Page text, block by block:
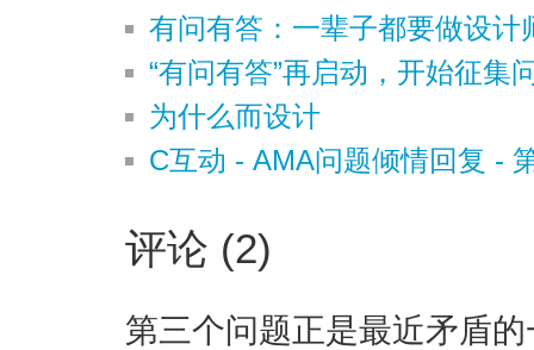
有问有答：一辈子都要做设计
“有问有答”再启动，开始征集
为什么而设计
C互动 - AMA问题倾情回复 -
评论 (2)
第三个问题正是最近矛盾